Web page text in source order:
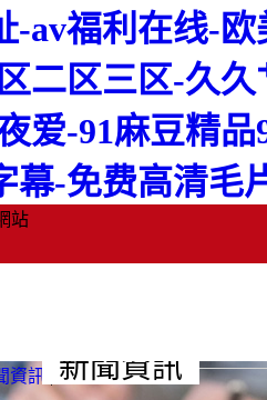
-av福利在线-
二区三区-久
爱-91麻豆精
幕-免费高清毛
站
資訊 新聞資訊